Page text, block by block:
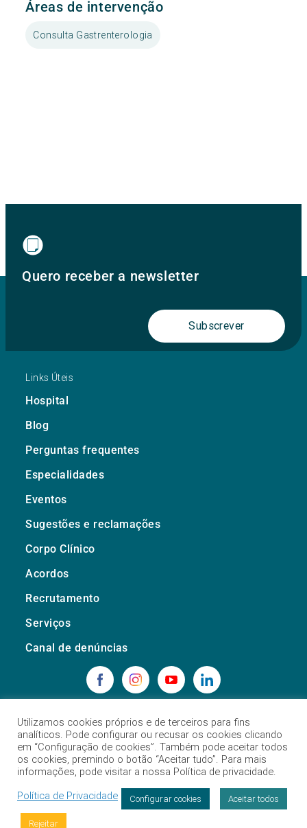
Áreas de intervenção
Consulta Gastrenterologia
Quero receber a newsletter
Subscrever
Links Úteis
Hospital
Blog
Perguntas frequentes
Especialidades
Eventos
Sugestões e reclamações
Corpo Clínico
Acordos
Recrutamento
Serviços
Canal de denúncias
Trofa Saúde Maia
Utilizamos cookies próprios e de terceiros para fins
analíticos. Pode configurar ou recusar os cookies clicando
em “Configuração de cookies”. Também pode aceitar todos
os cookies, premindo o botão “Aceitar tudo”. Para mais
informações, pode visitar a nossa Política de privacidade.
Política de Privacidade
Configurar cookies Aceitar todos
Rejeitar